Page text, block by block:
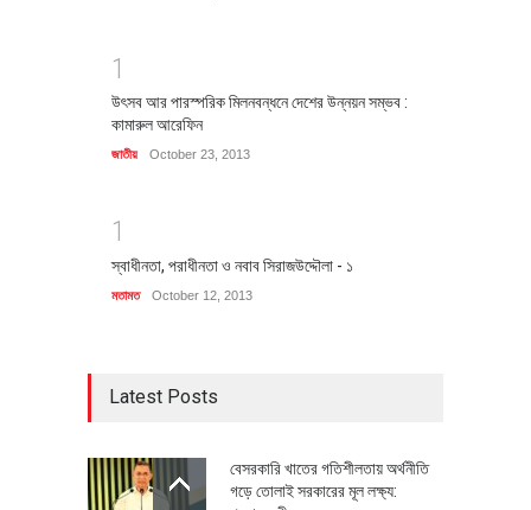
1
উৎসব আর পারস্পরিক মিলনবন্ধনে দেশের উন্নয়ন সম্ভব :
কামারুল আরেফিন
জাতীয় October 23, 2013
1
স্বাধীনতা, পরাধীনতা ও নবাব সিরাজউদ্দৌলা - ১
মতামত October 12, 2013
Latest Posts
বেসরকারি খাতের গতিশীলতায় অর্থনীতি
গড়ে তোলাই সরকারের মূল লক্ষ্য: